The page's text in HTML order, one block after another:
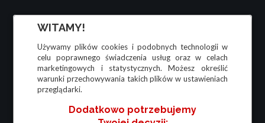
WITAMY!
Używamy plików cookies i podobnych technologii w
celu poprawnego świadczenia usług oraz w celach
marketingowych i statystycznych. Możesz określić
warunki przechowywania takich plików w ustawieniach
przeglądarki.
Dodatkowo potrzebujemy